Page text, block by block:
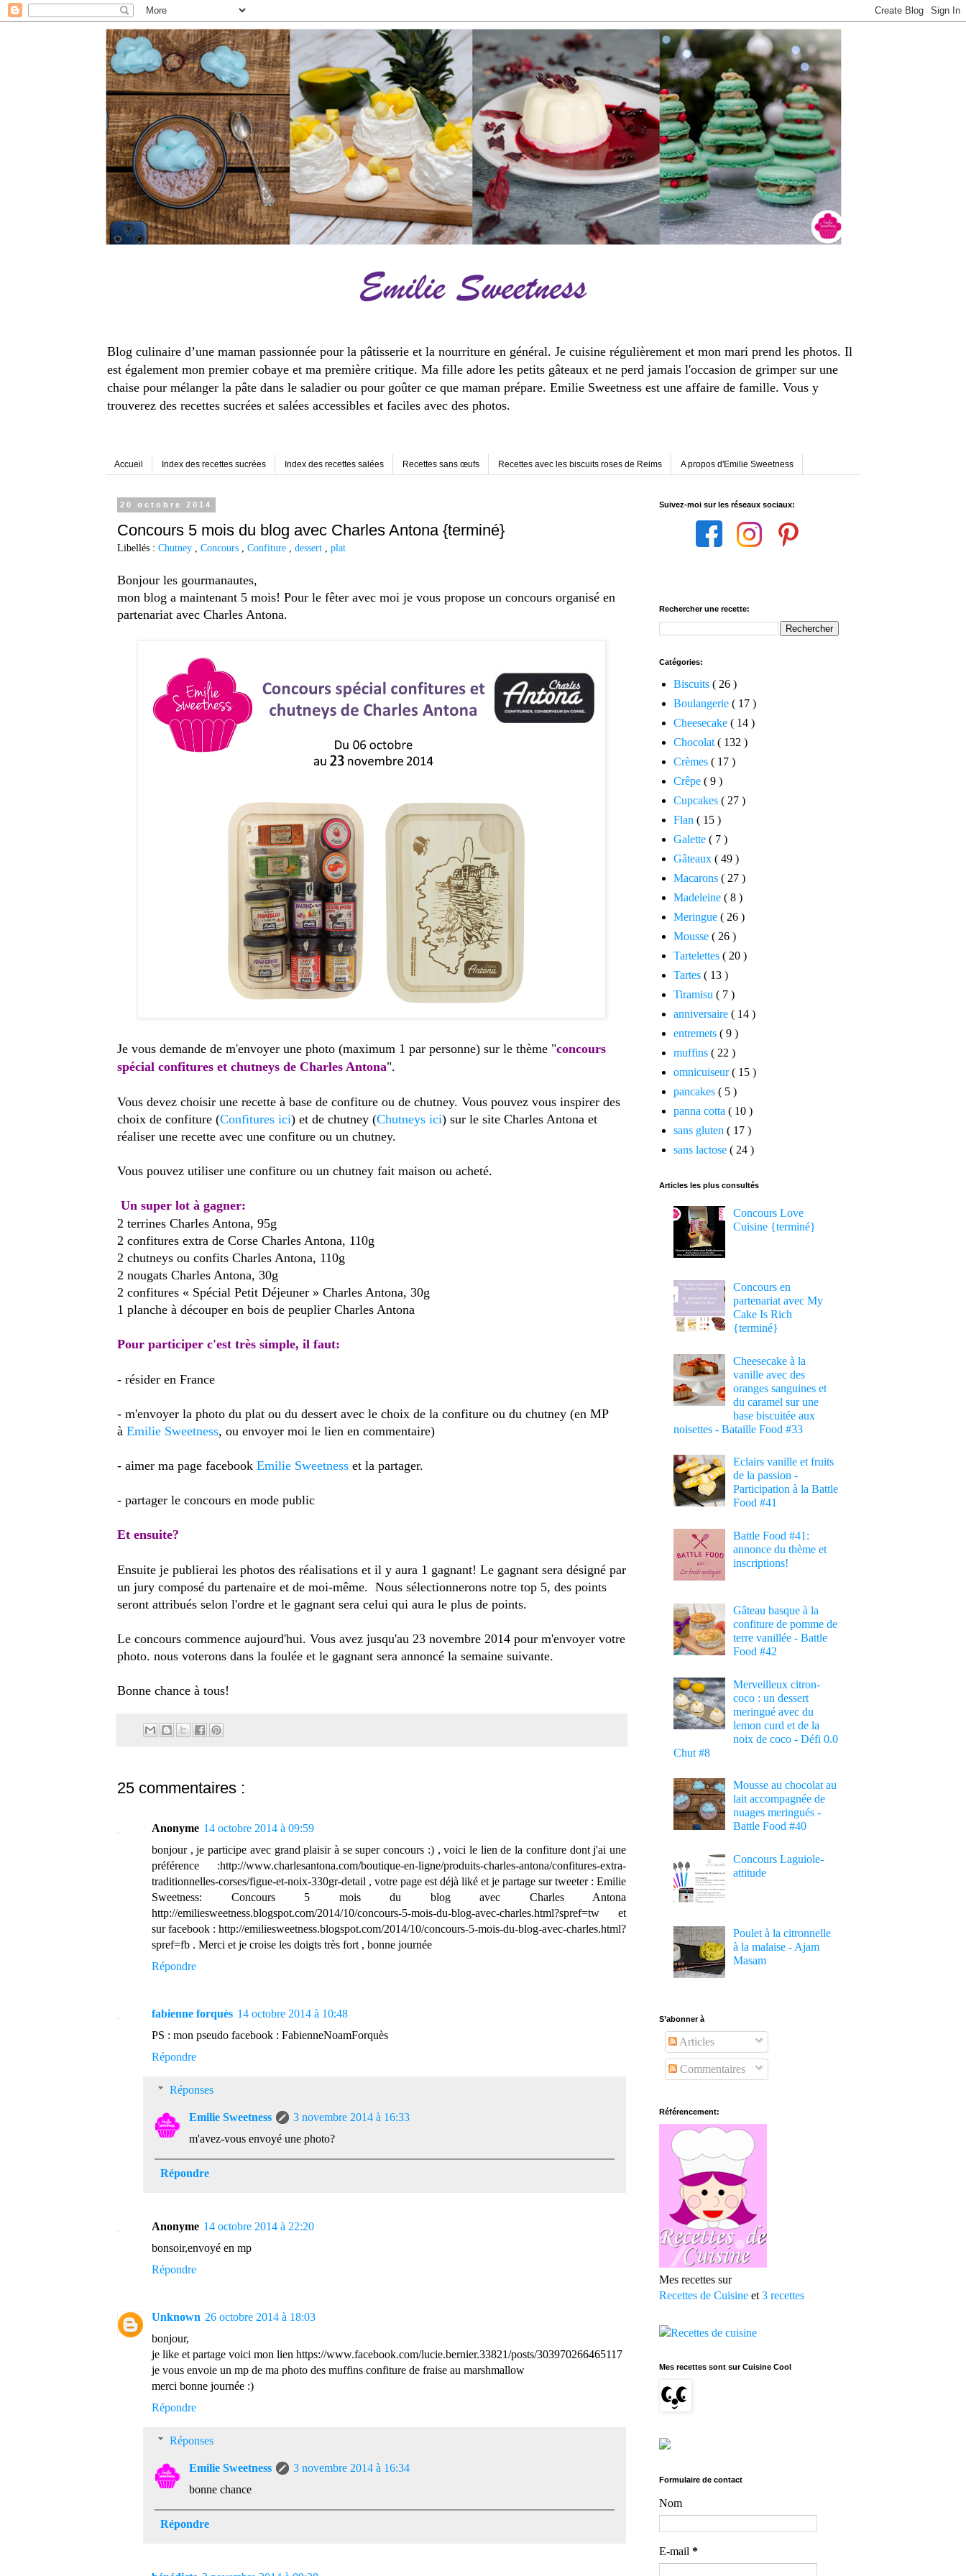
Blog culinaire d’une maman passionnée pour la pâtisserie et la nourriture en général. Je cuisine régulièrement et mon mari prend les photos. Il
est également mon premier cobaye et ma première critique. Ma fille adore les petits gâteaux et ne perd jamais l'occasion de grimper sur une
chaise pour mélanger la pâte dans le saladier ou pour goûter ce que maman prépare. Emilie Sweetness est une affaire de famille. Vous y
trouverez des recettes sucrées et salées accessibles et faciles avec des photos.
Accueil Index des recettes sucrées Index des recettes salées Recettes sans œufs Recettes avec les biscuits roses de Reims A propos d'Emilie Sweetness
20 octobre 2014
Concours 5 mois du blog avec Charles Antona {terminé}
Libellés : Chutney Concours Confiture dessert plat
Bonjour les gourmanautes,
mon blog a maintenant 5 mois! Pour le fêter avec moi je vous propose un concours organisé en
partenariat avec Charles Antona.
Je vous demande de m'envoyer une photo (maximum 1 par personne) sur le thème "concours
spécial confitures et chutneys de Charles Antona".
Vous devez choisir une recette à base de confiture ou de chutney. Vous pouvez vous inspirer des
choix de confiture (Confitures ici) et de chutney (Chutneys ici) sur le site Charles Antona et
réaliser une recette avec une confiture ou un chutney.
Vous pouvez utiliser une confiture ou un chutney fait maison ou acheté.
Un super lot à gagner:
2 terrines Charles Antona, 95g
2 confitures extra de Corse Charles Antona, 110g
2 chutneys ou confits Charles Antona, 110g
2 nougats Charles Antona, 30g
2 confitures « Spécial Petit Déjeuner » Charles Antona, 30g
1 planche à découper en bois de peuplier Charles Antona
Pour participer c'est très simple, il faut:
- résider en France
- m'envoyer la photo du plat ou du dessert avec le choix de la confiture ou du chutney (en MP
à Emilie Sweetness, ou envoyer moi le lien en commentaire)
- aimer ma page facebook Emilie Sweetness et la partager.
- partager le concours en mode public
Et ensuite?
Ensuite je publierai les photos des réalisations et il y aura 1 gagnant! Le gagnant sera désigné par
un jury composé du partenaire et de moi-même. Nous sélectionnerons notre top 5, des points
seront attribués selon l'ordre et le gagnant sera celui qui aura le plus de points.
Le concours commence aujourd'hui. Vous avez jusqu'au 23 novembre 2014 pour m'envoyer votre
photo. nous voterons dans la foulée et le gagnant sera annoncé la semaine suivante.
Bonne chance à tous!
25 commentaires :
Anonyme 14 octobre 2014 à 09:59
bonjour , je participe avec grand plaisir à se super concours :) , voici le lien de la confiture dont j'ai une
préférence :http://www.charlesantona.com/boutique-en-ligne/produits-charles-antona/confitures-extra-
traditionnelles-corses/figue-et-noix-330gr-detail , votre page est déjà liké et je partage sur tweeter : Emilie
Sweetness: Concours 5 mois du blog avec Charles Antona
http://emiliesweetness.blogspot.com/2014/10/concours-5-mois-du-blog-avec-charles.html?spref=tw et
sur facebook : http://emiliesweetness.blogspot.com/2014/10/concours-5-mois-du-blog-avec-charles.html?
spref=fb . Merci et je croise les doigts très fort , bonne journée
Répondre
fabienne forquès 14 octobre 2014 à 10:48
PS : mon pseudo facebook : FabienneNoamForquès
Répondre
Réponses
Emilie Sweetness
3 novembre 2014 à 16:33
m'avez-vous envoyé une photo?
Répondre
Anonyme 14 octobre 2014 à 22:20
bonsoir,envoyé en mp
Répondre
Unknown 26 octobre 2014 à 18:03
bonjour,
je like et partage voici mon lien https://www.facebook.com/lucie.bernier.33821/posts/303970266465117
je vous envoie un mp de ma photo des muffins confiture de fraise au marshmallow
merci bonne journée :)
Répondre
Réponses
Emilie Sweetness
3 novembre 2014 à 16:34
bonne chance
Répondre
Suivez-moi sur les réseaux sociaux:
Rechercher une recette:
Catégories:
Biscuits ( 26 )
Boulangerie ( 17 )
Cheesecake ( 14 )
Chocolat ( 132 )
Crèmes ( 17 )
Crêpe ( 9 )
Cupcakes ( 27 )
Flan ( 15 )
Galette ( 7 )
Gâteaux ( 49 )
Macarons ( 27 )
Madeleine ( 8 )
Meringue ( 26 )
Mousse ( 26 )
Tartelettes ( 20 )
Tartes ( 13 )
Tiramisu ( 7 )
anniversaire ( 14 )
entremets ( 9 )
muffins ( 22 )
omnicuiseur( 15 )
pancakes ( 5 )
panna cotta ( 10 )
sans gluten ( 17 )
sans lactose ( 24 )
Articles les plus consultés
Concours Love
Cuisine {terminé}
Concours en
partenariat avec My
Cake Is Rich
{terminé}
Cheesecake à la
vanille avec des
oranges sanguines et
du caramel sur une
base biscuitée aux
noisettes - Bataille Food #33
Eclairs vanille et fruits
de la passion -
Participation à la Battle
Food #41
Battle Food #41:
annonce du thème et
inscriptions!
Gâteau basque à la
confiture de pomme de
terre vanillée - Battle
Food #42
Merveilleux citron-
coco : un dessert
meringué avec du
lemon curd et de la
noix de coco - Défi 0.0
Chut #8
Mousse au chocolat au
lait accompagnée de
nuages meringués -
Battle Food #40
Concours Laguiole-
attitude
Poulet à la citronnelle
à la malaise - Ajam
Masam
S’abonner à
Articles
Commentaires
Référencement:
Mes recettes sur
Recettes de Cuisine et 3 recettes
Mes recettes sont sur Cuisine Cool
Formulaire de contact
Nom
E-mail *